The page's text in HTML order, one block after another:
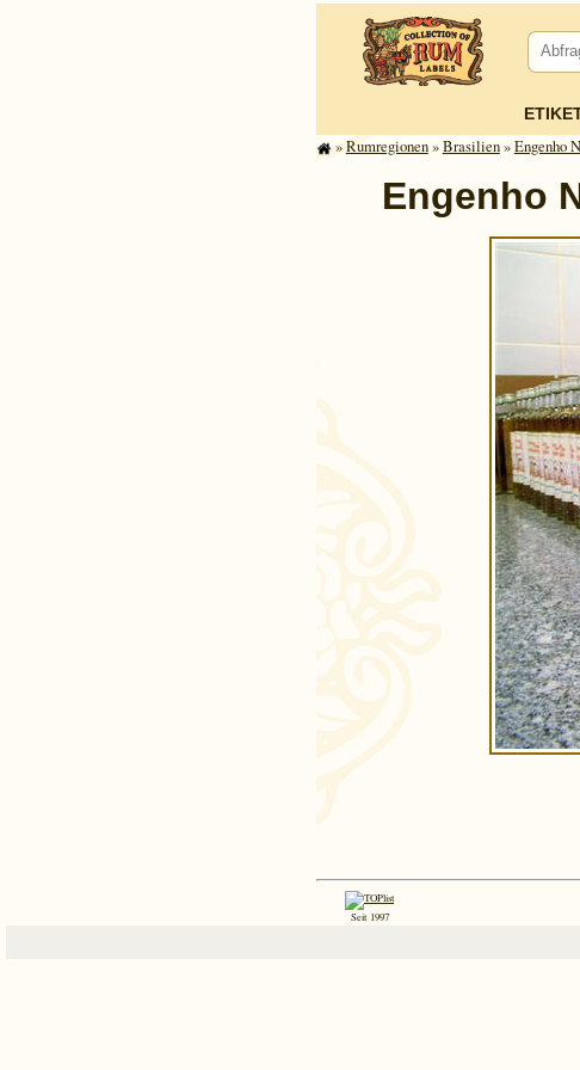
»Rum­re­gi­o­nen»Brasilien»Engenho
Engenho
Seit 1997